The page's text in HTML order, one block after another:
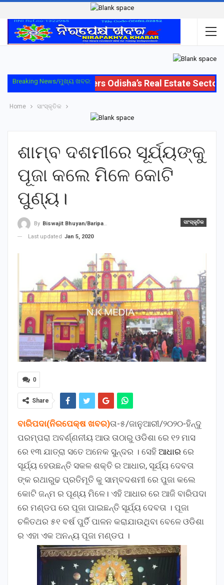
Breaking News/ମୁଖ୍ୟ ଖବର:
Oriom Group Enters Odisha’s Real Estate Sector
Home ସାଂସ୍କୃତିକ
ଶାମ୍ବ ଦଶମୀରେ ସୂର୍ଯ୍ୟଙ୍କୁ
ପୂଜା କଲେ ମିଳେ କୋଟି
ପୁଣ୍ୟ।
ସାଂସ୍କୃତିକ
By Biswajit Bhuyan/Baripada
Last updated Jan 5, 2020
0
Share
ବାରିପଦା(ନିରପେକ୍ଷ ଖବର)ତା-୫/ଜାନୁଆରୀ/୨୦୨୦-ହିନ୍ଦୁ
ପରମ୍ପରା ଅବର୍ଣ୍ଣନୀୟ ଆଉ ତାଠାରୁ ଓଡିଶା ରେ ୧୨ ମାସ
ରେ ୧୩ ଯାତ୍ରା ସତେ ଅନେକ ସୁନ୍ଦର । ସେହି ଆଧାର ରେ
ସୂର୍ଯ୍ୟ ହେଉଛନ୍ତି ସକଳ ଶକ୍ତି ର ଆଧାର, ସୂର୍ଯ୍ୟ ଦେବତା
ଙ୍କ ରଥାରୁଢ ପ୍ରତିମୂତି କୁ ସାମ୍ବଦଶମୀ ରେ ପୁଜା କଲେ
କୋଟି ଜନ୍ମ ର ପୂଣ୍ୟ ମିଳେ। ଏହି ଆଧାର ରେ ଆଜି ବାରିପଦା
ରେ ମଣ୍ଡପ ରେ ପୂଜା ପାଇଛନ୍ତି ସୂର୍ଯ୍ୟ ଦେବତା । ପୂଜା
ଚଳିତଥର ୫୧ ବର୍ଷ ପୁର୍ତି ପାଳନ କରାଯାଉଥିବା ବେଳେ ଓଡିଶା
ର ଏହା ଏକ ଅନନ୍ୟ ପୂଜା ମଣ୍ଡପ ।